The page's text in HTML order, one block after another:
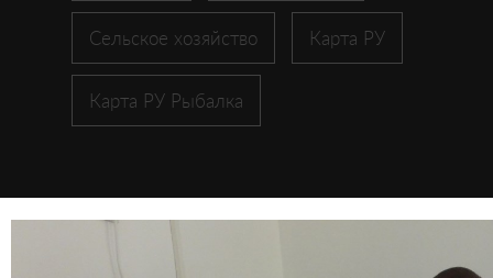
Сельское хозяйство Карта РУ
Карта РУ Рыбалка